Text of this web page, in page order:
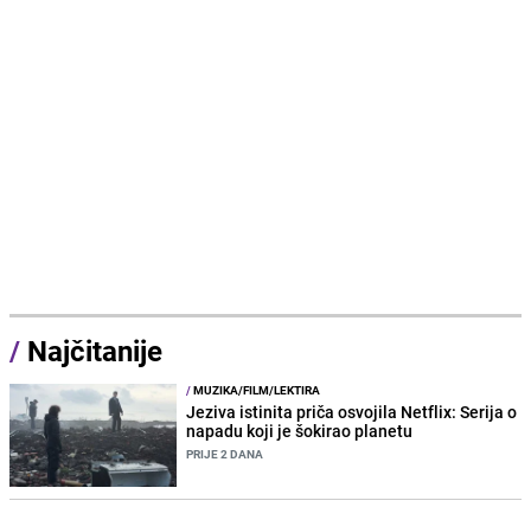
/ Najčitanije
/MUZIKA/FILM/LEKTIRA
Jeziva istinita priča osvojila Netflix: Serija o
napadu koji je šokirao planetu
PRIJE 2 DANA